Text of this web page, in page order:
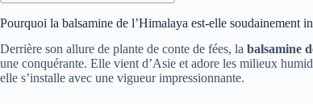
Pourquoi la balsamine de l’Himalaya est-elle soudainement
Derrière son allure de plante de conte de fées, la balsamine
une conquérante. Elle vient d’Asie et adore les milieux
elle s’installe avec une vigueur impressionnante.